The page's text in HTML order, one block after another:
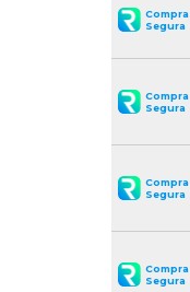
Compra
Segura
Compra
Segura
Compra
Segura
Compra
Segura